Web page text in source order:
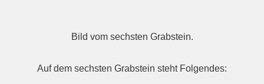
Bild vom sechsten Grabstein.
Auf dem sechsten Grabstein steht Folgendes: